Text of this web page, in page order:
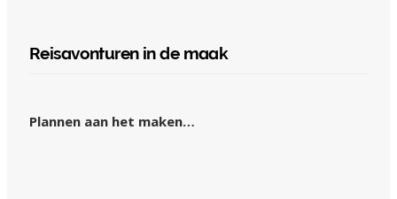
Reisavonturen in de maak
Plannen aan het maken…